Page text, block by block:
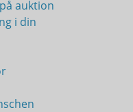
auktion
i din